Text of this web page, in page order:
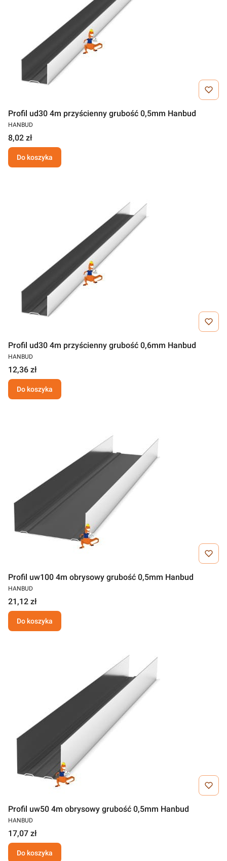
Profil ud30 4m przyścienny grubość 0,5mm Hanbud
HANBUD
8,02 zł
Do koszyka
Profil ud30 4m przyścienny grubość 0,6mm Hanbud
HANBUD
12,36 zł
Do koszyka
Profil uw100 4m obrysowy grubość 0,5mm Hanbud
HANBUD
21,12 zł
Do koszyka
Profil uw50 4m obrysowy grubość 0,5mm Hanbud
HANBUD
17,07 zł
Do koszyka